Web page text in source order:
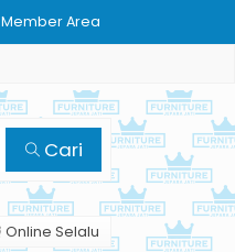
Member Area
Cari
Online Selalu